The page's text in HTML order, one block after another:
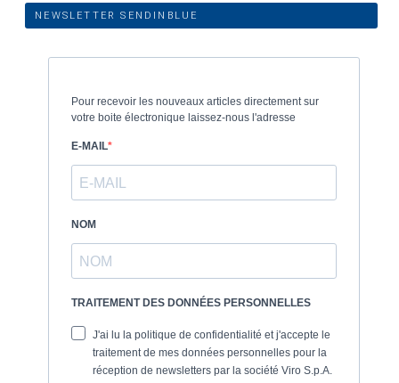
NEWSLETTER SENDINBLUE